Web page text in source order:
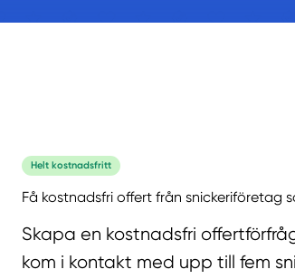
Helt kostnadsfritt
Få kostnadsfri offert från snickeriföretag
Skapa en kostnadsfri
kom i kontakt med upp till fem